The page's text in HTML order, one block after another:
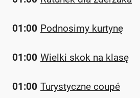
01:00 Podnosimy kurtynę
01:00 Wielki skok na klasę
01:00 Turystyczne coupé